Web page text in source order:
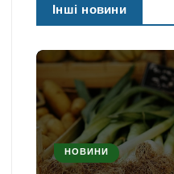
Інші новини
НОВИНИ